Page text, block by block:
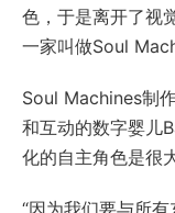
色，于是离开了视
一家叫做Soul
Soul Machines制
和互动的数字婴儿
化的自主角色是很